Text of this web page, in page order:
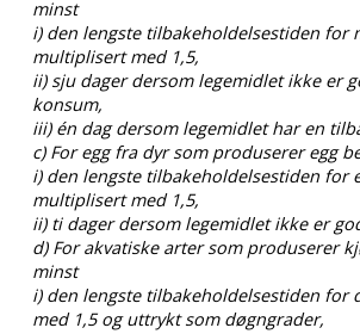
minst
i) den lengste tilbakeholdelsestiden
multiplisert med 1,5,
ii) sju dager dersom legemidlet ikke er
konsum,
iii) én dag dersom legemidlet har en
c) For egg fra dyr som produserer egg
i) den lengste tilbakeholdelsestiden for
multiplisert med 1,5,
ii) ti dager dersom legemidlet ikke er
d) For akvatiske arter som produserer
minst
i) den lengste tilbakeholdelsestiden
med 1,5 og uttrykt som døgngrader,